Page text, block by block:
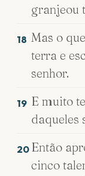
granjeou
18 Mas o
terra e
senhor.
19 E muito
daqueles
20 Então
cinco